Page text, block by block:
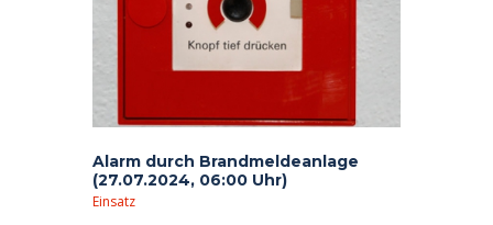
Alarm durch Brandmeldeanlage
(27.07.2024, 06:00 Uhr)
Einsatz